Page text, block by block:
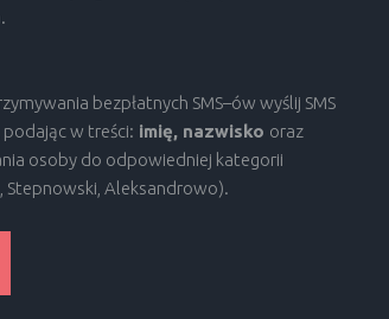
.
bezpłatnych SMS–ów wyślij SMS
podając w treści: imię, nazwisko oraz
osoby do odpowiedniej kategorii
Stepnowski, Aleksandrowo).